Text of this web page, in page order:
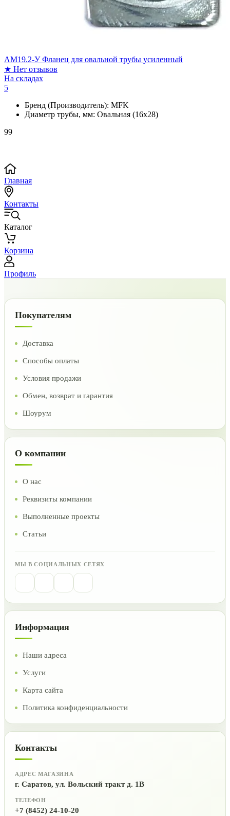
АМ19.2-У Фланец для овальной трубы усиленный
★ Нет отзывов
На складах
5
Бренд (Производитель): MFK
Диаметр трубы, мм: Овальная (16х28)
99
Главная
Контакты
Каталог
Корзина
Профиль
Покупателям
Доставка
Способы оплаты
Условия продажи
Обмен, возврат и гарантия
Шоурум
О компании
О нас
Реквизиты компании
Выполненные проекты
Статьи
МЫ В СОЦИАЛЬНЫХ СЕТЯХ
Информация
Наши адреса
Услуги
Карта сайта
Политика конфиденциальности
Контакты
АДРЕС МАГАЗИНА
г. Саратов, ул. Вольский тракт д. 1В
ТЕЛЕФОН
+7 (8452) 24-10-20